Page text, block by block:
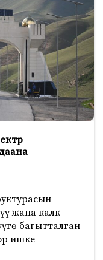
жана калк
багытталган
ишке